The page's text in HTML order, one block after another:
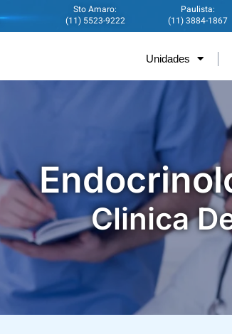
Sto Amaro:
(11) 5523-9222
Paulista:
(11) 3884-1867
Unidades
Clinica